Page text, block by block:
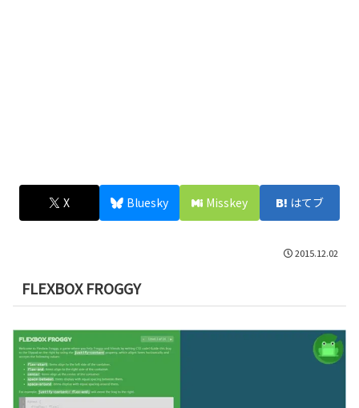
X Bluesky Misskey はてブ
2015.12.02
FLEXBOX FROGGY